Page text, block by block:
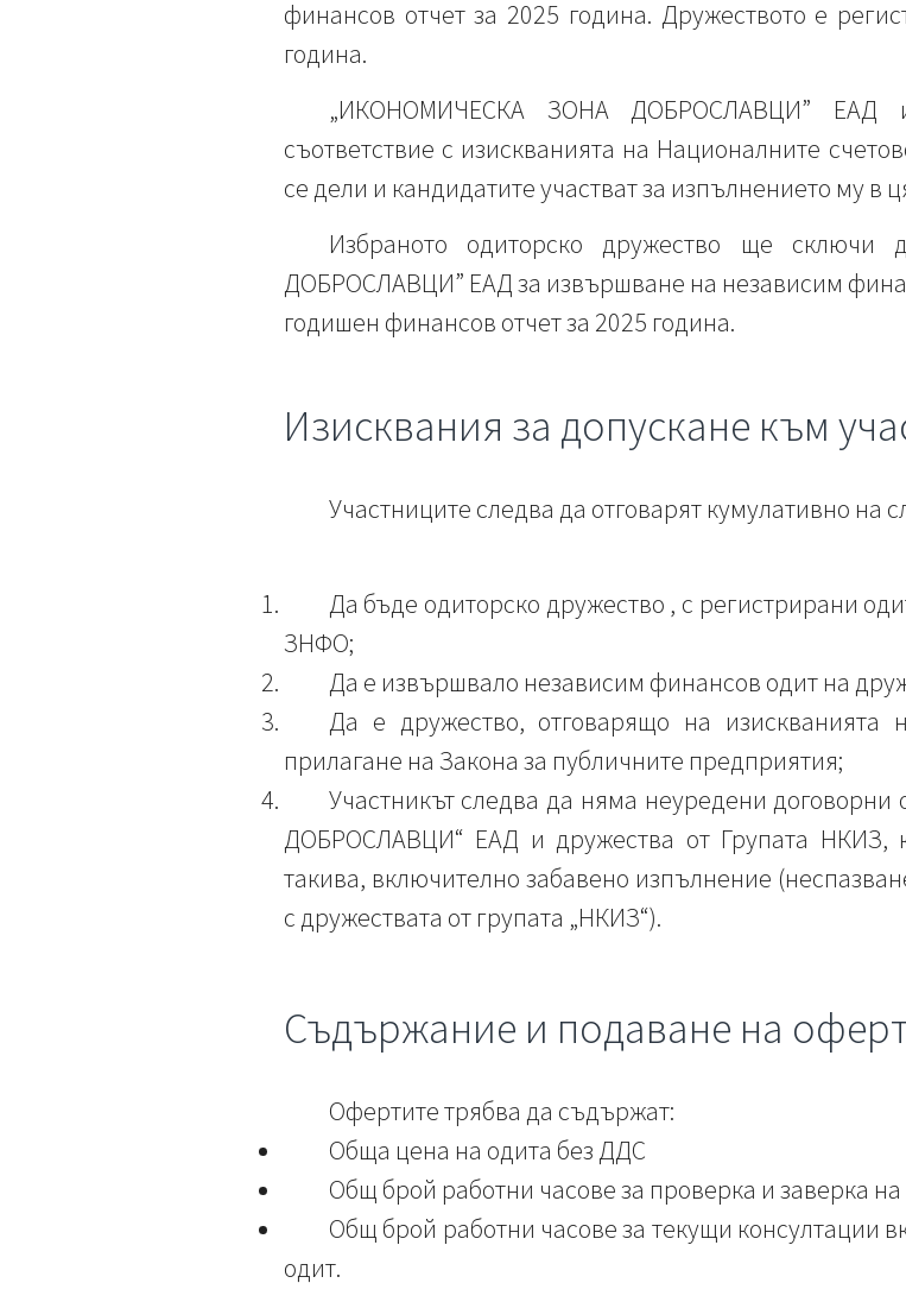
финансов отчет за 2025 година. Дружеството е
година.
„ИКОНОМИЧЕСКА ЗОНА ДОБРОСЛАВЦИ” ЕАД
съответствие с изискванията на Националните
се дели и кандидатите участват за изпълнението му в
Избраното одиторско дружество ще
ДОБРОСЛАВЦИ” ЕАД за извършване на независим
годишен финансов отчет за 2025 година.
Изисквания за допускане към
Участниците следва да отговарят кумулативно на
Да бъде одиторско дружество , с регистрирани
ЗНФО;
Да е извършвало независим финансов одит на
Да е дружество, отговарящо на
прилагане на Закона за публичните предприятия;
Участникът следва да няма неуредени
ДОБРОСЛАВЦИ“ ЕАД и дружества от Групата НКИЗ,
такива, включително забавено изпълнение
с дружествата от групата „НКИЗ“).
Съдържание и подаване на
Офертите трябва да съдържат:
Обща цена на одита без ДДС
Общ брой работни часове за проверка и заверка на
Общ брой работни часове за текущи консултации
одит.